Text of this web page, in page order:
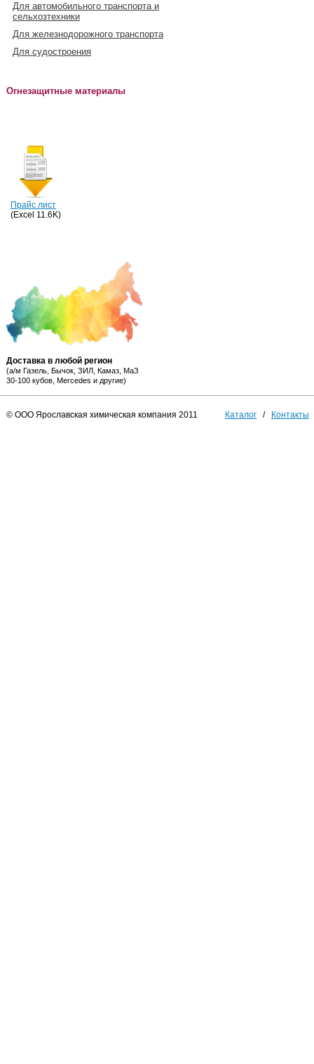
Для автомобильного транспорта и
сельхозтехники
Для железнодорожного транспорта
Для судостроения
Огнезащитные материалы
Прайс лист
(Excel 11.6K)
Доставка в любой регион
(а/м Газель, Бычок, ЗИЛ, Камаз, МаЗ
30-100 кубов, Mercedes и другие)
© ООО Ярославская химическая компания 2011 Каталог / Контакты